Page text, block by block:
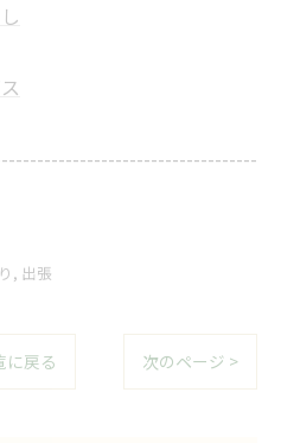
出張
に戻る 次のページ >